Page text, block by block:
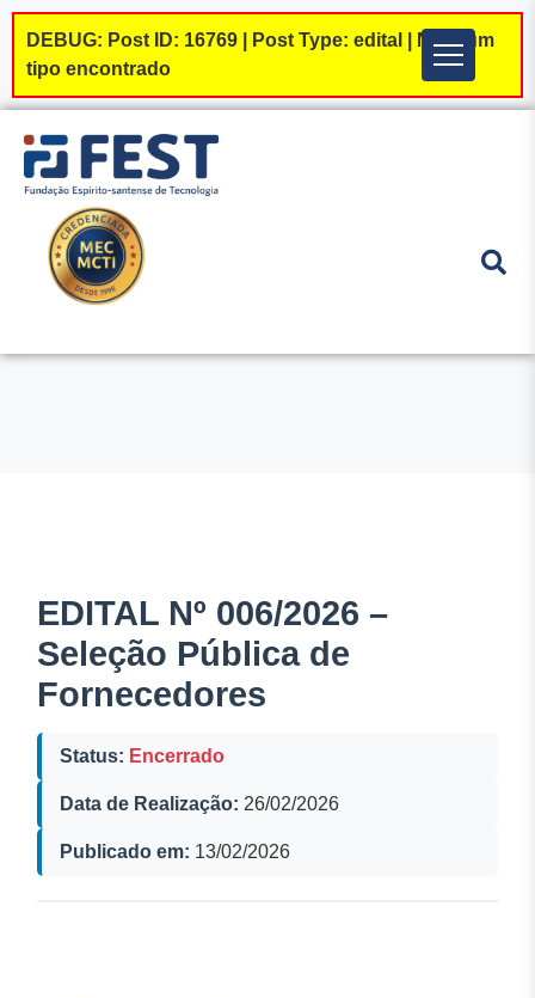
DEBUG: Post ID: 16769 | Post Type: edital | Nenhum
tipo encontrado
Menu
EDITAL Nº 006/2026 –
Seleção Pública de
Fornecedores
Status: Encerrado
Data de Realização: 26/02/2026
Publicado em: 13/02/2026